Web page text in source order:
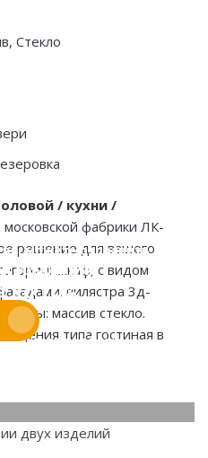
Стекло
/ кухни /
московской фабрики ЛК-
решение для вашего
шкаф, с видом
пилястра 3д-
массив стекло.
типа гостиная в
можете отправить его
оценки
изделий
до 10%
проектам.
под Ваши